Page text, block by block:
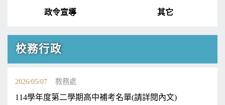
政令宣導 其它
校務行政
2026/05/07 教務處
114學年度第二學期高中補考名單(請詳閱內文)